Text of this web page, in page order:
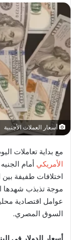
أسعار العملات الأجنبية
مع بداية تعاملات اليوم الاثنين 15
الأمريكي أمام
اختلافات طفيفة بين
موجة تذبذب شهدها
عوامل اقتصادية
السوق المصري.
أسعار الدولار في